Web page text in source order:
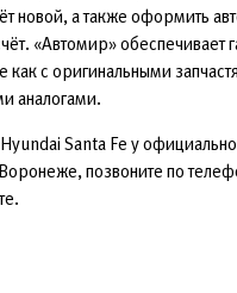
новой, а также оформить
«Автомир» обеспечивает
как с оригинальными
аналогами.
Santa Fe у
позвоните по